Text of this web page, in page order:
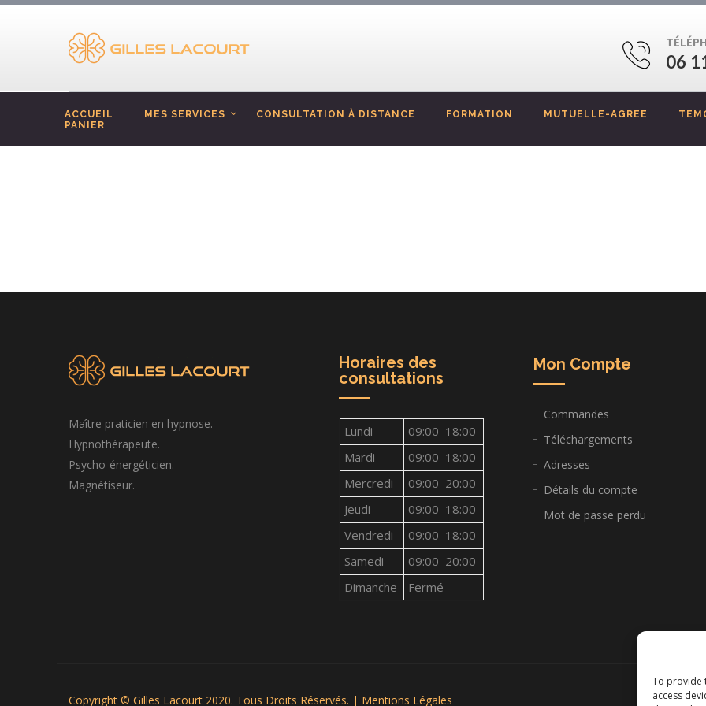
To provide
access
06
ACCUEIL MES SERVICES CONSULTATION À DISTANCE FORMATION MUTUELLE-AGREE
PANIER
Maître praticien en hypnose.
Hypnothérapeute.
Psycho-énergéticien.
Magnétiseur.
Horaires des
consultations
Lundi
09:00–18:00
Mardi
09:00–18:00
Mercredi
09:00–20:00
Jeudi
09:00–18:00
Vendredi
09:00–18:00
Samedi
09:00–20:00
Dimanche
Fermé
Mon Compte
Commandes
Téléchargements
Adresses
Détails du compte
Mot de passe perdu
Copyright © Gilles Lacourt 2020. Tous Droits Réservés. | Mentions Légales